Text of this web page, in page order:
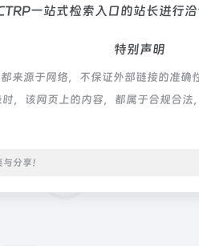
一站式检索入口的站长进行
特别声明
来源于网络，不保证外部链接的准
，该网页上的内容，都属于合规合
分享！